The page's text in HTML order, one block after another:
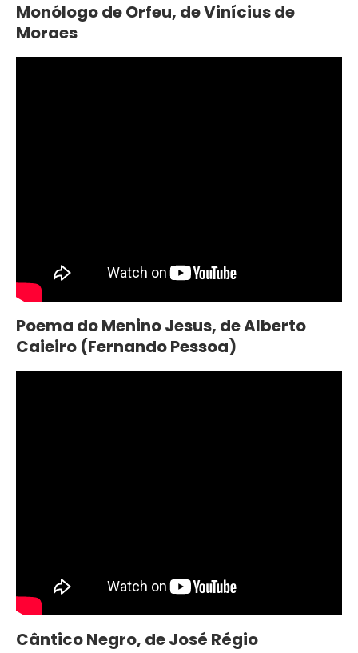
Monólogo de Orfeu, de Vinícius de
Moraes
Poema do Menino Jesus, de Alberto
Caieiro (Fernando Pessoa)
Cântico Negro, de José Régio